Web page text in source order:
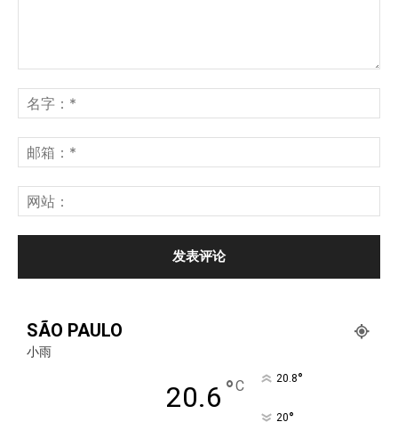
SÃO PAULO
小雨
20.6 °C 20.8°
20°